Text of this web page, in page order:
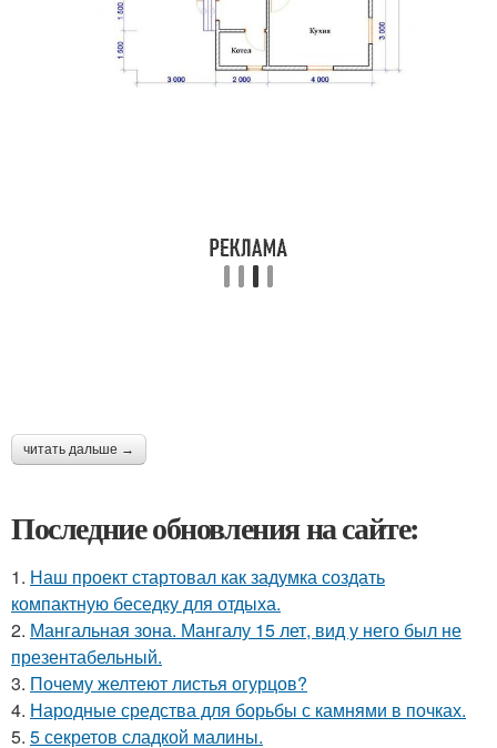
читать дальше →
Последние обновления на сайте:
1. Наш проект стартовал как задумка создать
компактную беседку для отдыха.
2. Мангальная зона. Мангалу 15 лет, вид у него был не
презентабельный.
3. Почему желтеют листья огурцов?
4. Народные средства для борьбы с камнями в почках.
5. 5 секретов сладкой малины.